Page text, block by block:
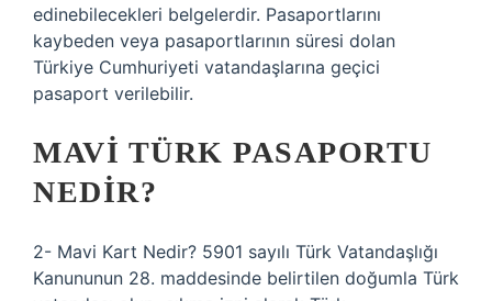
edinebilecekleri belgelerdir. Pasaportlarını
kaybeden veya pasaportlarının süresi dolan
Türkiye Cumhuriyeti vatandaşlarına geçici
pasaport verilebilir.
MAVI TÜRK PASAPORTU
NEDIR?
2- Mavi Kart Nedir? 5901 sayılı Türk Vatandaşlığı
Kanununun 28. maddesinde belirtilen doğumla Türk